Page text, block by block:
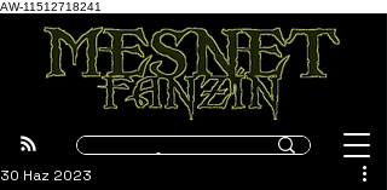
AW-11512718241
30 Haz 2023